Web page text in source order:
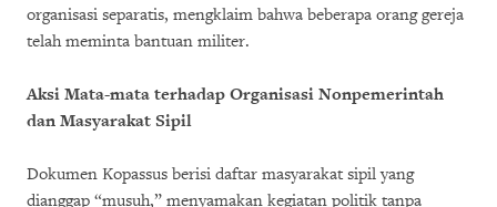
organisasi separatis, mengklaim bahwa beberapa orang gereja
telah meminta bantuan militer.
Aksi Mata-mata terhadap Organisasi Nonpemerintah
dan Masyarakat Sipil
Dokumen Kopassus berisi daftar masyarakat sipil yang
dianggap “musuh,” menyamakan kegiatan politik tanpa